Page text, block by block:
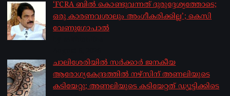
‘FCRA ബിൽ കൊണ്ടുവന്നത് ദുരുദ്ദേശ്യത്തോടെ;
ഒരു കാരണവശാലും അം​ഗീകരിക്കില്ല’; കെസി
വേണു​ഗോപാൽ
ചാലിശേരിയില്‍ സര്‍ക്കാര്‍ ജനകീയ
ആരോഗ്യകേന്ദ്രത്തില്‍ നഴ്സിന് അണലിയുടെ
കടിയേറ്റു; അണലിയുടെ കടിയേറ്റത് ഡ്യൂട്ടിക്കിടെ